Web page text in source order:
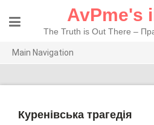
content
AvPme's
The Truth is Out There –
Main Navigation
Рекомендую
Куренівська трагедія